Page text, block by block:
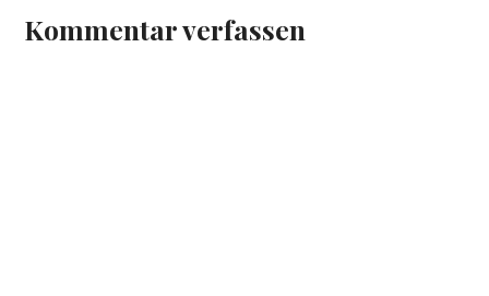
Kommentar verfassen